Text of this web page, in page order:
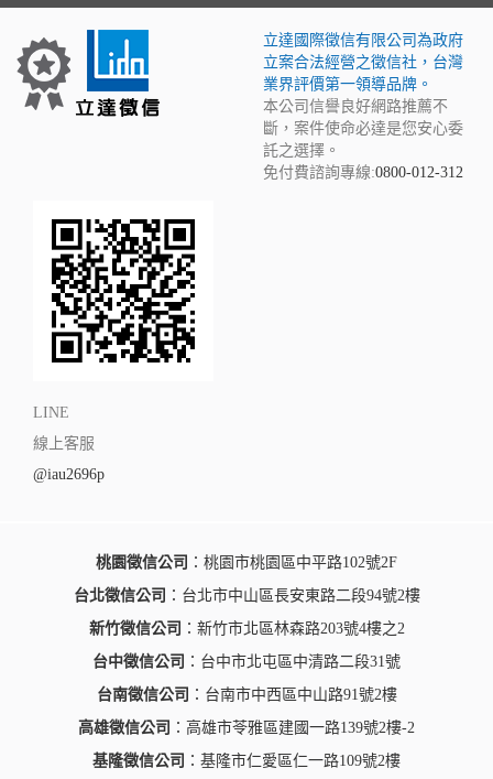
立達國際徵信有限公司為政府
立案合法經營之徵信社，台灣
業界評價第一領導品牌。
本公司信譽良好網路推薦不
斷，案件使命必達是您安心委
託之選擇。
免付費諮詢專線:0800-012-312
LINE
線上客服
@iau2696p
桃園徵信公司 ：桃園市桃園區中平路102號2F
台北徵信公司 ：台北市中山區長安東路二段94號2樓
新竹徵信公司 ：新竹市北區林森路203號4樓之2
台中徵信公司 ：台中市北屯區中清路二段31號
台南徵信公司 ：台南市中西區中山路91號2樓
高雄徵信公司 ：高雄市苓雅區建國一路139號2樓-2
基隆徵信公司 ：基隆市仁愛區仁一路109號2樓